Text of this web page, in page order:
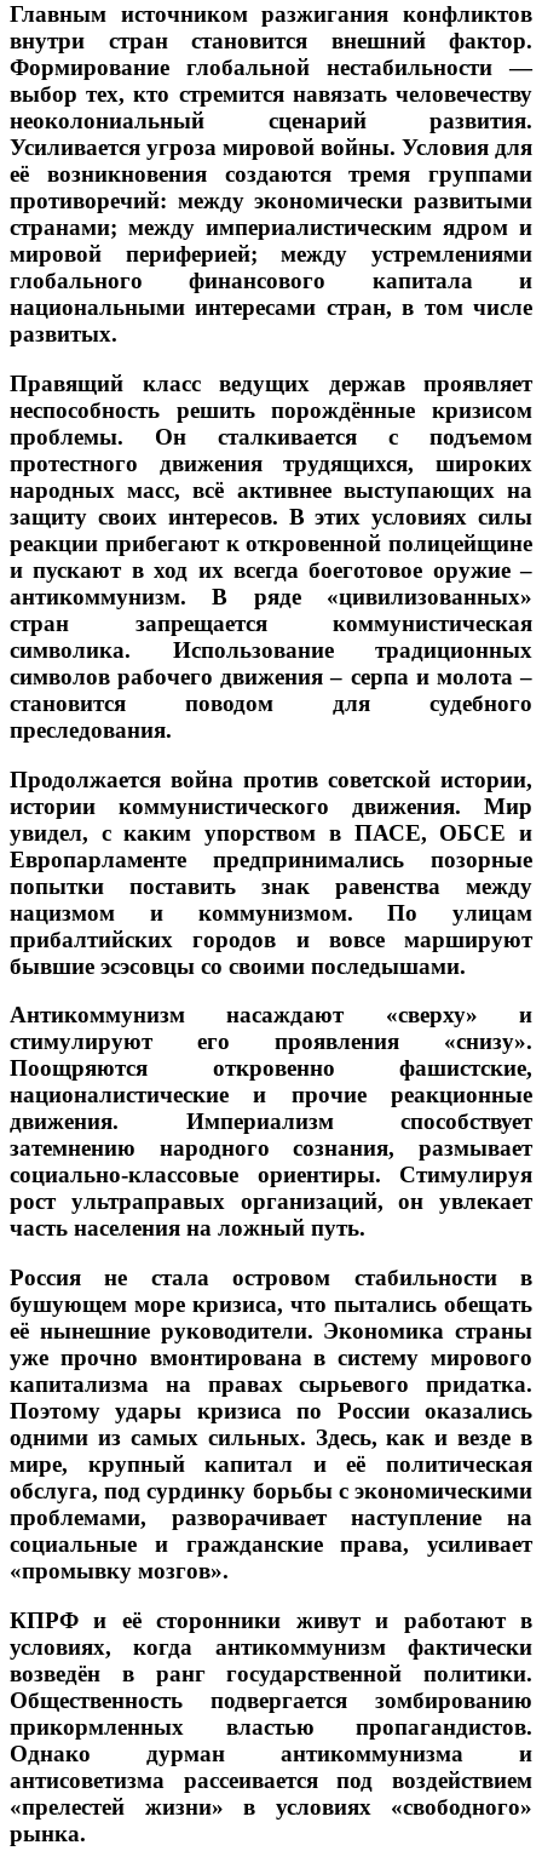
Главным источником разжигания конфликтов
внутри стран становится внешний фактор.
Формирование глобальной нестабильности —
выбор тех, кто стремится навязать человечеству
неоколониальный сценарий развития.
Усиливается угроза мировой войны. Условия для
её возникновения создаются тремя группами
противоречий: между экономически развитыми
странами; между империалистическим ядром и
мировой периферией; между устремлениями
глобального финансового капитала и
национальными интересами стран, в том числе
развитых.
Правящий класс ведущих держав проявляет
неспособность решить порождённые кризисом
проблемы. Он сталкивается с подъемом
протестного движения трудящихся, широких
народных масс, всё активнее выступающих на
защиту своих интересов. В этих условиях силы
реакции прибегают к откровенной полицейщине
и пускают в ход их всегда боеготовое оружие –
антикоммунизм. В ряде «цивилизованных»
стран запрещается коммунистическая
символика. Использование традиционных
символов рабочего движения – серпа и молота –
становится поводом для судебного
преследования.
Продолжается война против советской истории,
истории коммунистического движения. Мир
увидел, с каким упорством в ПАСЕ, ОБСЕ и
Европарламенте предпринимались позорные
попытки поставить знак равенства между
нацизмом и коммунизмом. По улицам
прибалтийских городов и вовсе маршируют
бывшие эсэсовцы со своими последышами.
Антикоммунизм насаждают «сверху» и
стимулируют его проявления «снизу».
Поощряются откровенно фашистские,
националистические и прочие реакционные
движения. Империализм способствует
затемнению народного сознания, размывает
социально-классовые ориентиры. Стимулируя
рост ультраправых организаций, он увлекает
часть населения на ложный путь.
Россия не стала островом стабильности в
бушующем море кризиса, что пытались обещать
её нынешние руководители. Экономика страны
уже прочно вмонтирована в систему мирового
капитализма на правах сырьевого придатка.
Поэтому удары кризиса по России оказались
одними из самых сильных. Здесь, как и везде в
мире, крупный капитал и её политическая
обслуга, под сурдинку борьбы с экономическими
проблемами, разворачивает наступление на
социальные и гражданские права, усиливает
«промывку мозгов».
КПРФ и её сторонники живут и работают в
условиях, когда антикоммунизм фактически
возведён в ранг государственной политики.
Общественность подвергается зомбированию
прикормленных властью пропагандистов.
Однако дурман антикоммунизма и
антисоветизма рассеивается под воздействием
«прелестей жизни» в условиях «свободного»
рынка.